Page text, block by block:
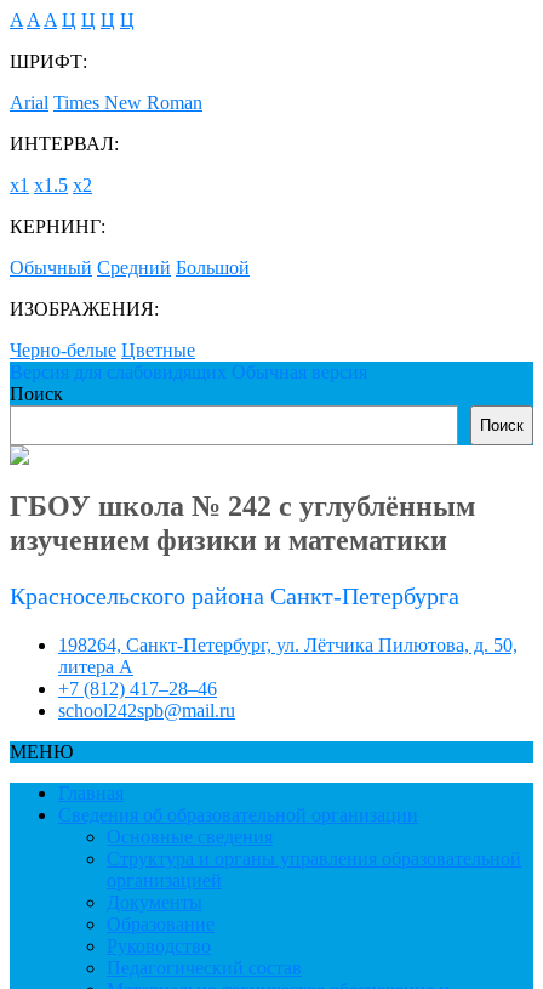
A A A Ц Ц Ц Ц
ШРИФТ:
Arial Times New Roman
ИНТЕРВАЛ:
х1 х1.5 х2
КЕРНИНГ:
Обычный Средний Большой
ИЗОБРАЖЕНИЯ:
Черно-белые Цветные
Версия для слабовидящих Обычная версия
Поиск
Поиск
ГБОУ школа № 242 с углублённым
изучением физики и математики
Красносельского района Санкт-Петербурга
198264, Санкт-Петербург, ул. Лётчика Пилютова, д. 50,
литера А
+7 (812) 417–28–46
school242spb@mail.ru
МЕНЮ
Главная
Сведения об образовательной организации
Основные сведения
Структура и органы управления образовательной
организацией
Документы
Образование
Руководство
Педагогический состав